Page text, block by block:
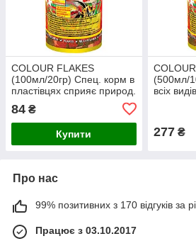
COLOUR FLAKES
(100мл/20гр) Спец. корм в
пластівцях сприяє природ.
84 ₴
Купити
(500мл/
всіх
277₴
Про нас
99% позитивних з 170 відгуків за
Працює з 03.10.2017